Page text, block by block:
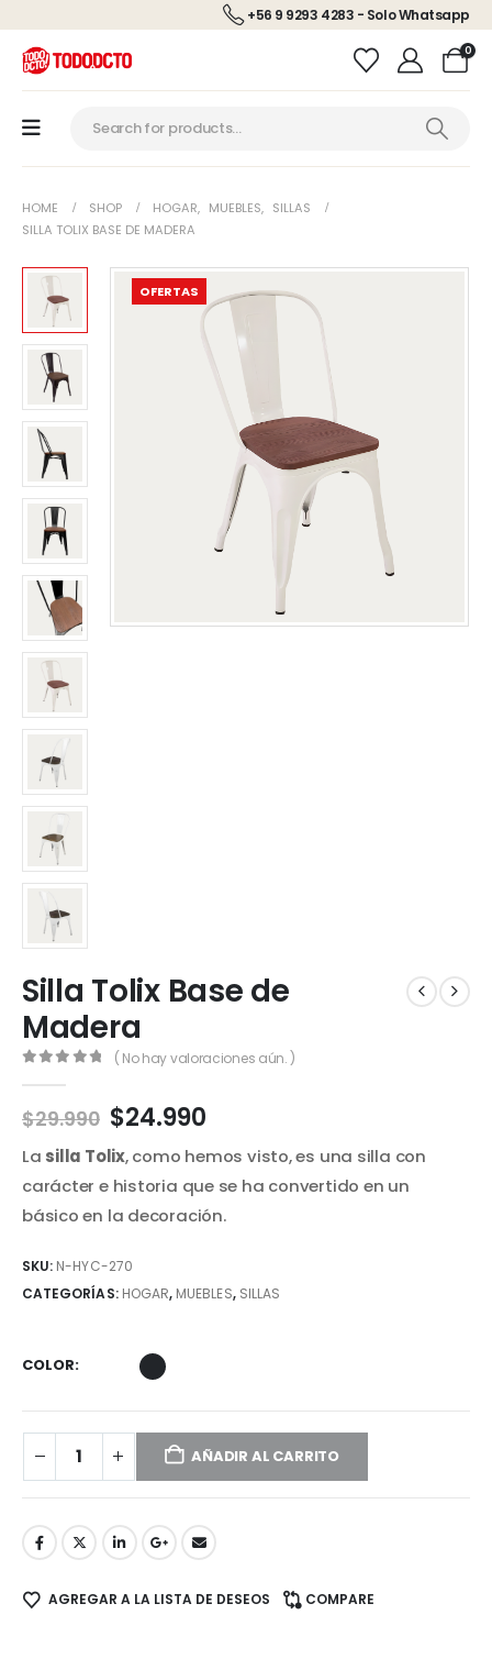
+56 9 9293 4283 - Solo Whatsapp
0
HOME SHOP HOGAR, MUEBLES, SILLAS
SILLA TOLIX BASE DE MADERA
OFERTAS
Silla Tolix Base de
Madera
( No hay valoraciones aún. )
$29.990 El
precio
original
era:
$29.990.
$24.990El
actual
es:
$24.990.
La silla Tolix, como hemos visto, es una silla con
carácter e historia que se ha convertido en un
básico en la decoración.
SKU: N-HYC-270
CATEGORÍAS: HOGAR, MUEBLES, SILLAS
COLOR
AÑADIR AL CARRITO
AGREGAR A LA LISTA DE DESEOS COMPARE